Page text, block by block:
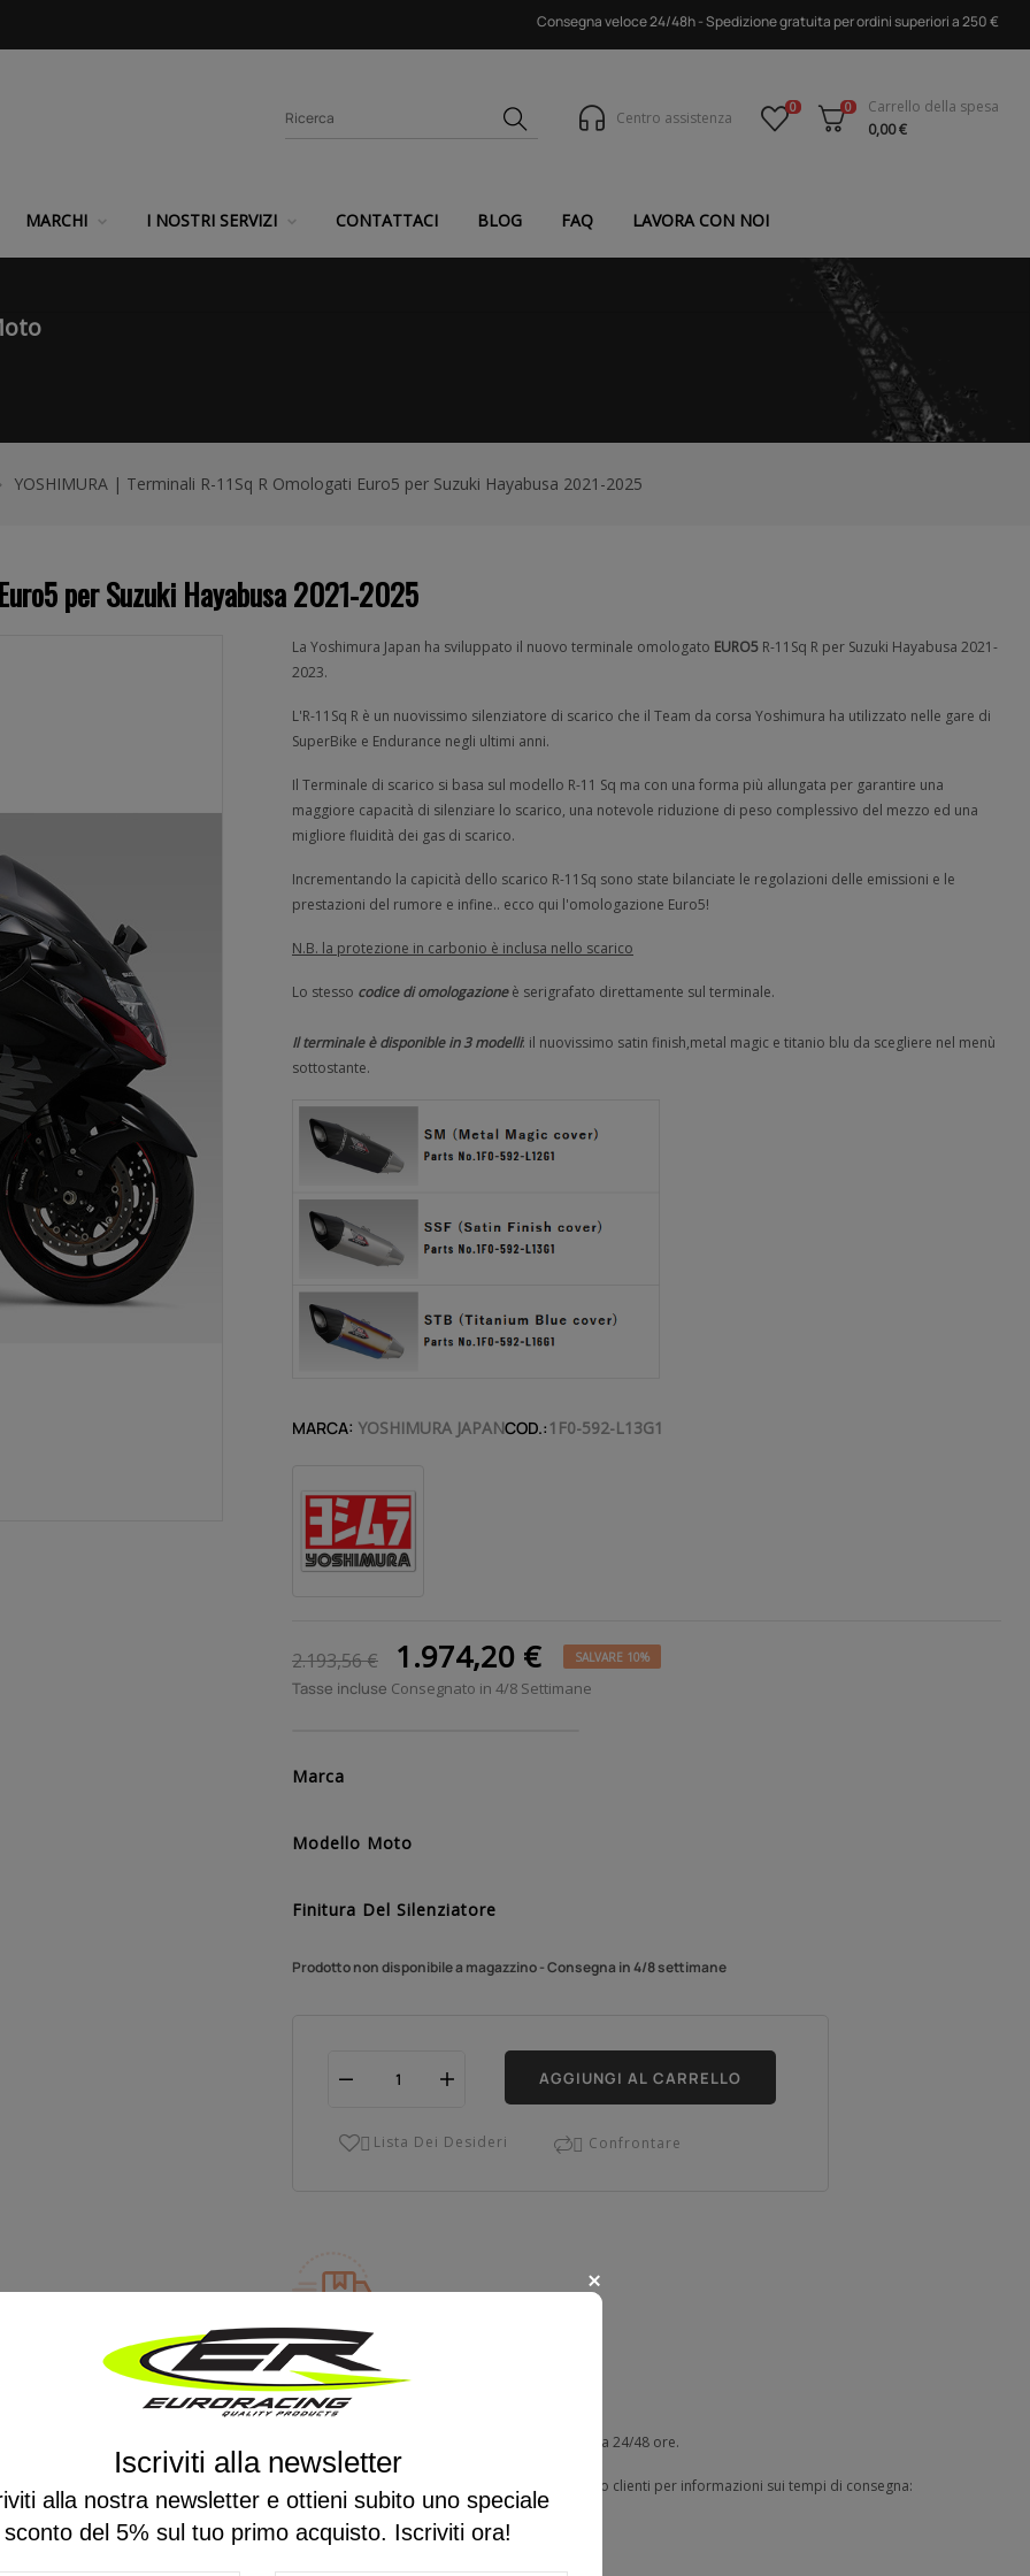
Consegna veloce 24/48h - Spedizione gratuita per ordini superiori a 250 €
Centro assistenza
0 0
Carrello della spesa
0,00 €
MARCHI I NOSTRI SERVIZI CONTATTACI BLOG FAQ LAVORA CON NOI
YOSHIMURA | Terminali R-11Sq R Omologati Euro5 per Suzuki Hayabusa 2021-2025
per Suzuki Hayabusa 2021-2025
La Yoshimura Japan ha sviluppato il nuovo terminale omologato EURO5 R-11Sq R per Suzuki Hayabusa 2021-
2023.
L'R-11Sq R è un nuovissimo silenziatore di scarico che il Team da corsa Yoshimura ha utilizzato nelle gare di
SuperBike e Endurance negli ultimi anni.
Il Terminale di scarico si basa sul modello R-11 Sq ma con una forma più allungata per garantire una
maggiore capacità di silenziare lo scarico, una notevole riduzione di peso complessivo del mezzo ed una
migliore fluidità dei gas di scarico.
Incrementando la capicità dello scarico R-11Sq sono state bilanciate le regolazioni delle emissioni e le
prestazioni del rumore e infine.. ecco qui l'omologazione Euro5!
N.B. la protezione in carbonio è inclusa nello scarico
Lo stesso codice di omologazioneè serigrafato direttamente sul terminale.
Il terminale è disponible in 3 modelli: il nuovissimo satin finish,metal magic e titanio blu da scegliere nel menù
sottostante.
MARCA: YOSHIMURA JAPANCOD.: 1F0-592-L13G1
2.193,56 € 1.974,20 € SALVARE 10%
Tasse incluse Consegnato in 4/8 Settimane
Marca
Modello Moto
Finitura Del Silenziatore
Prodotto non disponibile a magazzino - Consegna in 4/8 settimane
AGGIUNGI AL CARRELLO
 Lista Dei Desideri  Confrontare
Spedizione Gratuita Per
Ordini Superiori A € 250
Per prodotti disponibili in magazzino - consegna 24/48 ore.
Per prodotti non disponibili contattare il servizio clienti per informazioni sui tempi di consegna:
Emailinfo@euro-racing.it
Iscriviti alla newsletter
alla nostra newsletter e ottieni subito uno speciale
sconto del 5% sul tuo primo acquisto. Iscriviti ora!